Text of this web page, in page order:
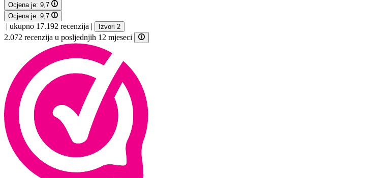
Ocjena je: 9,7
Ocjena je: 9,7
| ukupno 17.192 recenzija | Izvori 2
2.072 recenzija u posljednjih 12 mjeseci